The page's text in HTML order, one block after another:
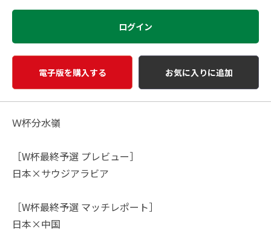
ログイン
電子版を購入する お気に入りに追加
Ｗ杯分水嶺
［W杯最終予選 プレビュー］
日本×サウジアラビア
［W杯最終予選 マッチレポート］
日本×中国